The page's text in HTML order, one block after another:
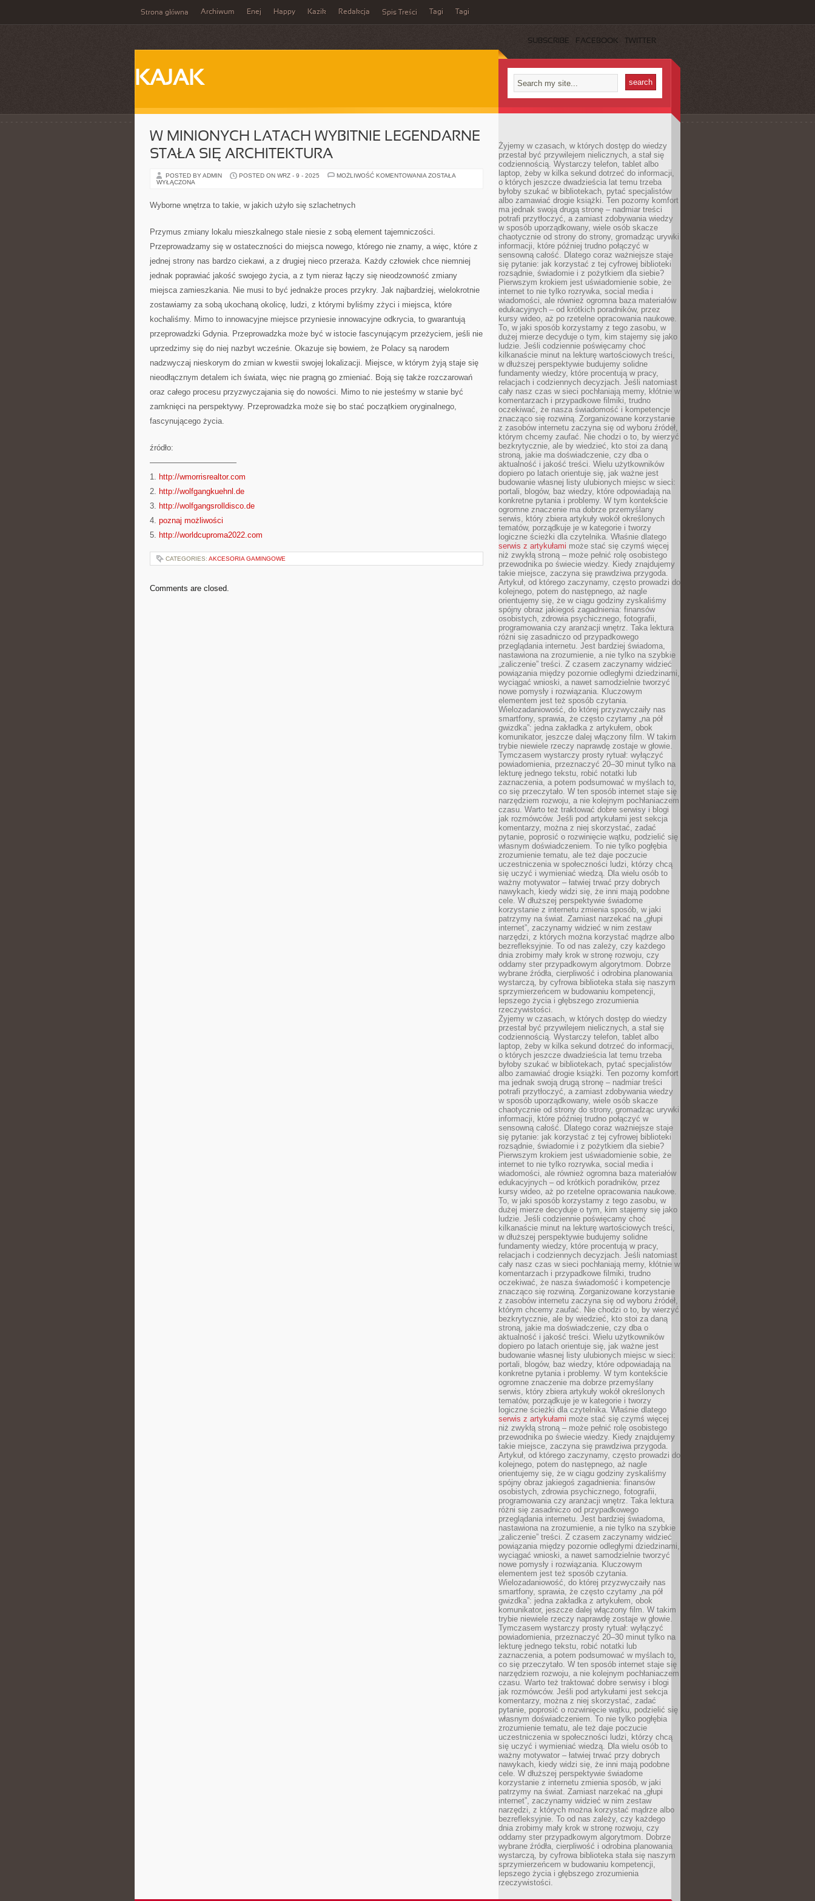
Strona główna Archiwum Enej Happy Kazik Redakcja Spis Treści Tagi Tagi
SUBSCRIBE FACEBOOK TWITTER
KAJAK
W MINIONYCH LATACH WYBITNIE LEGENDARNE
STAŁA SIĘ ARCHITEKTURA
POSTED BY ADMIN POSTED ON WRZ - 9 - 2025 MOŻLIWOŚĆ KOMENTOWANIA W
ZOSTAŁA
WYŁĄCZONA
Wyborne wnętrza to takie, w jakich użyło się szlachetnych
Przymus zmiany lokalu mieszkalnego stale niesie z sobą element tajemniczości.
Przeprowadzamy się w ostateczności do miejsca nowego, którego nie znamy, a więc, które z
jednej strony nas bardzo ciekawi, a z drugiej nieco przeraża. Każdy człowiek chce niemniej
jednak poprawiać jakość swojego życia, a z tym nieraz łączy się nieodzowność zmiany
miejsca zamieszkania. Nie musi to być jednakże proces przykry. Jak najbardziej, wielokrotnie
zostawiamy za sobą ukochaną okolicę, ludzi, z którymi byliśmy zżyci i miejsca, które
kochaliśmy. Mimo to innowacyjne miejsce przyniesie innowacyjne odkrycia, to gwarantują
przeprowadzki Gdynia. Przeprowadzka może być w istocie fascynującym przeżyciem, jeśli nie
uprzedzimy się do niej nazbyt wcześnie. Okazuje się bowiem, że Polacy są narodem
nadzwyczaj nieskorym do zmian w kwestii swojej lokalizacji. Miejsce, w którym żyją staje się
nieodłącznym detalem ich świata, więc nie pragną go zmieniać. Boją się także rozczarowań
oraz całego procesu przyzwyczajania się do nowości. Mimo to nie jesteśmy w stanie być
zamknięci na perspektywy. Przeprowadzka może się bo stać początkiem oryginalnego,
fascynującego życia.
źródło:
———————————
1. http://wmorrisrealtor.com
2. http://wolfgangkuehnl.de
3. http://wolfgangsrolldisco.de
4. poznaj możliwości
5. http://worldcuproma2022.com
CATEGORIES: AKCESORIA GAMINGOWE
Comments are closed.
Żyjemy w czasach, w których dostęp do wiedzy
przestał być przywilejem nielicznych, a stał się
codziennością. Wystarczy telefon, tablet albo
laptop, żeby w kilka sekund dotrzeć do informacji,
o których jeszcze dwadzieścia lat temu trzeba
byłoby szukać w bibliotekach, pytać specjalistów
albo zamawiać drogie książki. Ten pozorny komfort
ma jednak swoją drugą stronę – nadmiar treści
potrafi przytłoczyć, a zamiast zdobywania wiedzy
w sposób uporządkowany, wiele osób skacze
chaotycznie od strony do strony, gromadząc urywki
informacji, które później trudno połączyć w
sensowną całość. Dlatego coraz ważniejsze staje
się pytanie: jak korzystać z tej cyfrowej biblioteki
rozsądnie, świadomie i z pożytkiem dla siebie?
Pierwszym krokiem jest uświadomienie sobie, że
internet to nie tylko rozrywka, social media i
wiadomości, ale również ogromna baza materiałów
edukacyjnych – od krótkich poradników, przez
kursy wideo, aż po rzetelne opracowania naukowe.
To, w jaki sposób korzystamy z tego zasobu, w
dużej mierze decyduje o tym, kim stajemy się jako
ludzie. Jeśli codziennie poświęcamy choć
kilkanaście minut na lekturę wartościowych treści,
w dłuższej perspektywie budujemy solidne
fundamenty wiedzy, które procentują w pracy,
relacjach i codziennych decyzjach. Jeśli natomiast
cały nasz czas w sieci pochłaniają memy, kłótnie w
komentarzach i przypadkowe filmiki, trudno
oczekiwać, że nasza świadomość i kompetencje
znacząco się rozwiną. Zorganizowane korzystanie
z zasobów internetu zaczyna się od wyboru źródeł,
którym chcemy zaufać. Nie chodzi o to, by wierzyć
bezkrytycznie, ale by wiedzieć, kto stoi za daną
stroną, jakie ma doświadczenie, czy dba o
aktualność i jakość treści. Wielu użytkowników
dopiero po latach orientuje się, jak ważne jest
budowanie własnej listy ulubionych miejsc w sieci:
portali, blogów, baz wiedzy, które odpowiadają na
konkretne pytania i problemy. W tym kontekście
ogromne znaczenie ma dobrze przemyślany
serwis, który zbiera artykuły wokół określonych
tematów, porządkuje je w kategorie i tworzy
logiczne ścieżki dla czytelnika. Właśnie dlatego
serwis z artykułami może stać się czymś więcej
niż zwykłą stroną – może pełnić rolę osobistego
przewodnika po świecie wiedzy. Kiedy znajdujemy
takie miejsce, zaczyna się prawdziwa przygoda.
Artykuł, od którego zaczynamy, często prowadzi do
kolejnego, potem do następnego, aż nagle
orientujemy się, że w ciągu godziny zyskaliśmy
spójny obraz jakiegoś zagadnienia: finansów
osobistych, zdrowia psychicznego, fotografii,
programowania czy aranżacji wnętrz. Taka lektura
różni się zasadniczo od przypadkowego
przeglądania internetu. Jest bardziej świadoma,
nastawiona na zrozumienie, a nie tylko na szybkie
„zaliczenie” treści. Z czasem zaczynamy widzieć
powiązania między pozornie odległymi dziedzinami,
wyciągać wnioski, a nawet samodzielnie tworzyć
nowe pomysły i rozwiązania. Kluczowym
elementem jest też sposób czytania.
Wielozadaniowość, do której przyzwyczaiły nas
smartfony, sprawia, że często czytamy „na pół
gwizdka”: jedna zakładka z artykułem, obok
komunikator, jeszcze dalej włączony film. W takim
trybie niewiele rzeczy naprawdę zostaje w głowie.
Tymczasem wystarczy prosty rytuał: wyłączyć
powiadomienia, przeznaczyć 20–30 minut tylko na
lekturę jednego tekstu, robić notatki lub
zaznaczenia, a potem podsumować w myślach to,
co się przeczytało. W ten sposób internet staje się
narzędziem rozwoju, a nie kolejnym pochłaniaczem
czasu. Warto też traktować dobre serwisy i blogi
jak rozmówców. Jeśli pod artykułami jest sekcja
komentarzy, można z niej skorzystać, zadać
pytanie, poprosić o rozwinięcie wątku, podzielić się
własnym doświadczeniem. To nie tylko pogłębia
zrozumienie tematu, ale też daje poczucie
uczestniczenia w społeczności ludzi, którzy chcą
się uczyć i wymieniać wiedzą. Dla wielu osób to
ważny motywator – łatwiej trwać przy dobrych
nawykach, kiedy widzi się, że inni mają podobne
cele. W dłuższej perspektywie świadome
korzystanie z internetu zmienia sposób, w jaki
patrzymy na świat. Zamiast narzekać na „głupi
internet”, zaczynamy widzieć w nim zestaw
narzędzi, z których można korzystać mądrze albo
bezrefleksyjnie. To od nas zależy, czy każdego
dnia zrobimy mały krok w stronę rozwoju, czy
oddamy ster przypadkowym algorytmom. Dobrze
wybrane źródła, cierpliwość i odrobina planowania
wystarczą, by cyfrowa biblioteka stała się naszym
sprzymierzeńcem w budowaniu kompetencji,
lepszego życia i głębszego zrozumienia
rzeczywistości.
Żyjemy w czasach, w których dostęp do wiedzy
przestał być przywilejem nielicznych, a stał się
codziennością. Wystarczy telefon, tablet albo
laptop, żeby w kilka sekund dotrzeć do informacji,
o których jeszcze dwadzieścia lat temu trzeba
byłoby szukać w bibliotekach, pytać specjalistów
albo zamawiać drogie książki. Ten pozorny komfort
ma jednak swoją drugą stronę – nadmiar treści
potrafi przytłoczyć, a zamiast zdobywania wiedzy
w sposób uporządkowany, wiele osób skacze
chaotycznie od strony do strony, gromadząc urywki
informacji, które później trudno połączyć w
sensowną całość. Dlatego coraz ważniejsze staje
się pytanie: jak korzystać z tej cyfrowej biblioteki
rozsądnie, świadomie i z pożytkiem dla siebie?
Pierwszym krokiem jest uświadomienie sobie, że
internet to nie tylko rozrywka, social media i
wiadomości, ale również ogromna baza materiałów
edukacyjnych – od krótkich poradników, przez
kursy wideo, aż po rzetelne opracowania naukowe.
To, w jaki sposób korzystamy z tego zasobu, w
dużej mierze decyduje o tym, kim stajemy się jako
ludzie. Jeśli codziennie poświęcamy choć
kilkanaście minut na lekturę wartościowych treści,
w dłuższej perspektywie budujemy solidne
fundamenty wiedzy, które procentują w pracy,
relacjach i codziennych decyzjach. Jeśli natomiast
cały nasz czas w sieci pochłaniają memy, kłótnie w
komentarzach i przypadkowe filmiki, trudno
oczekiwać, że nasza świadomość i kompetencje
znacząco się rozwiną. Zorganizowane korzystanie
z zasobów internetu zaczyna się od wyboru źródeł,
którym chcemy zaufać. Nie chodzi o to, by wierzyć
bezkrytycznie, ale by wiedzieć, kto stoi za daną
stroną, jakie ma doświadczenie, czy dba o
aktualność i jakość treści. Wielu użytkowników
dopiero po latach orientuje się, jak ważne jest
budowanie własnej listy ulubionych miejsc w sieci:
portali, blogów, baz wiedzy, które odpowiadają na
konkretne pytania i problemy. W tym kontekście
ogromne znaczenie ma dobrze przemyślany
serwis, który zbiera artykuły wokół określonych
tematów, porządkuje je w kategorie i tworzy
logiczne ścieżki dla czytelnika. Właśnie dlatego
serwis z artykułami może stać się czymś więcej
niż zwykłą stroną – może pełnić rolę osobistego
przewodnika po świecie wiedzy. Kiedy znajdujemy
takie miejsce, zaczyna się prawdziwa przygoda.
Artykuł, od którego zaczynamy, często prowadzi do
kolejnego, potem do następnego, aż nagle
orientujemy się, że w ciągu godziny zyskaliśmy
spójny obraz jakiegoś zagadnienia: finansów
osobistych, zdrowia psychicznego, fotografii,
programowania czy aranżacji wnętrz. Taka lektura
różni się zasadniczo od przypadkowego
przeglądania internetu. Jest bardziej świadoma,
nastawiona na zrozumienie, a nie tylko na szybkie
„zaliczenie” treści. Z czasem zaczynamy widzieć
powiązania między pozornie odległymi dziedzinami,
wyciągać wnioski, a nawet samodzielnie tworzyć
nowe pomysły i rozwiązania. Kluczowym
elementem jest też sposób czytania.
Wielozadaniowość, do której przyzwyczaiły nas
smartfony, sprawia, że często czytamy „na pół
gwizdka”: jedna zakładka z artykułem, obok
komunikator, jeszcze dalej włączony film. W takim
trybie niewiele rzeczy naprawdę zostaje w głowie.
Tymczasem wystarczy prosty rytuał: wyłączyć
powiadomienia, przeznaczyć 20–30 minut tylko na
lekturę jednego tekstu, robić notatki lub
zaznaczenia, a potem podsumować w myślach to,
co się przeczytało. W ten sposób internet staje się
narzędziem rozwoju, a nie kolejnym pochłaniaczem
czasu. Warto też traktować dobre serwisy i blogi
jak rozmówców. Jeśli pod artykułami jest sekcja
komentarzy, można z niej skorzystać, zadać
pytanie, poprosić o rozwinięcie wątku, podzielić się
własnym doświadczeniem. To nie tylko pogłębia
zrozumienie tematu, ale też daje poczucie
uczestniczenia w społeczności ludzi, którzy chcą
się uczyć i wymieniać wiedzą. Dla wielu osób to
ważny motywator – łatwiej trwać przy dobrych
nawykach, kiedy widzi się, że inni mają podobne
cele. W dłuższej perspektywie świadome
korzystanie z internetu zmienia sposób, w jaki
patrzymy na świat. Zamiast narzekać na „głupi
internet”, zaczynamy widzieć w nim zestaw
narzędzi, z których można korzystać mądrze albo
bezrefleksyjnie. To od nas zależy, czy każdego
dnia zrobimy mały krok w stronę rozwoju, czy
oddamy ster przypadkowym algorytmom. Dobrze
wybrane źródła, cierpliwość i odrobina planowania
wystarczą, by cyfrowa biblioteka stała się naszym
sprzymierzeńcem w budowaniu kompetencji,
lepszego życia i głębszego zrozumienia
rzeczywistości.